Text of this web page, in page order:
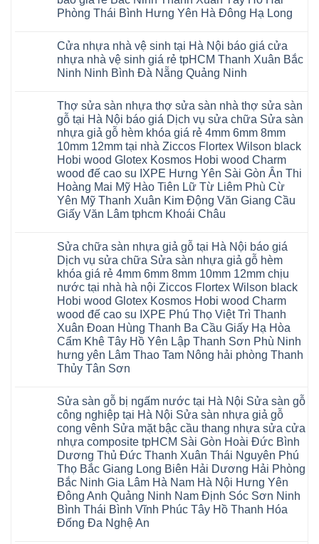
Đức
Ninh
Phòng
Tứ
Kỳ
Đan
Phượng
Quảng
Ninh
Thanh
Miện
Nghệ
An
Thanh
Hà
Bình
Thái
Bình
Thanh
Phụ
Phú
Thọ
Lào
Tuyên
Quang
An
Quảng
Thọ
Bắc
Ninh
Tuyên
Phượng
Bình
Hải
Phòng
Nam
cao
su
gỗ
tạo
sang
trọng
ở
Sàn
4mm
giá
bao
nhiêu
Sàn
Glotex
có
tốt
không
sàn
nhựa
glotex
nước
nào
Hà
Nội
tpHCM
Đà
Nẵng
Gia
Phú
Thọ
Phòng
Sóc
Sơn
Ninh
Bình
Hưng
Yên
Phòng Thái Bình Hưng Yên Hà Đông Hạ Long
bình
luận
ở
Cửa
ngủ
tại
Hà
Nội
cửa
composite
báo
giá
rẻ
Bắc
Ninh
Thanh
Xuân
Hải
Phòng
Thái
Bình
Hưng
Yên
Hà
Đông
Hạ
Long
Cửa nhựa nhà vệ sinh tại Hà Nội báo giá cửa
nhựa nhà vệ sinh giá rẻ tpHCM Thanh Xuân Bắc
Ninh Ninh Bình Đà Nẵng Quảng Ninh
bình
luận
ở
Cửa
nhựa
nhà
vệ
sinh
tại
Hà
Nội
giá
nhà
sinh
giá
tpHCM
Thanh
Bắc
Ninh
Ninh
Bình
Đà
Nẵng
Quảng
Thợ sửa sàn nhựa thợ sửa sàn nhà thợ sửa sàn
gỗ tại Hà Nội báo giá Dịch vụ sửa chữa Sửa sàn
nhựa giả gỗ hèm khóa giá rẻ 4mm 6mm 8mm
10mm 12mm tại nhà Ziccos Flortex Wilson black
Hobi wood Glotex Kosmos Hobi wood Charm
wood đế cao su IXPE Hưng Yên Sài Gòn Ân Thi
Hoàng Mai Mỹ Hào Tiên Lữ Từ Liêm Phù Cừ
Yên Mỹ Thanh Xuân Kim Động Văn Giang Cầu
Giấy Văn Lâm tphcm Khoái Châu
bình
luận
ở
Thợ
sửa
sàn
nhựa
thợ
sửa
sàn
nhà
sửa
sàn
Nội
báo
Dịch
vụ
sửa
chữa
Sửa
sàn
nhựa
giả
gỗ
hèm
khóa
Sửa chữa sàn nhựa giả gỗ tại Hà Nội báo giá
Dịch vụ sửa chữa Sửa sàn nhựa giả gỗ hèm
khóa giá rẻ 4mm 6mm 8mm 10mm 12mm chịu
nước tại nhà hà nội Ziccos Flortex Wilson black
Hobi wood Glotex Kosmos Hobi wood Charm
wood đế cao su IXPE Phú Thọ Việt Trì Thanh
Xuân Đoan Hùng Thanh Ba Cầu Giấy Hạ Hòa
Cẩm Khê Tây Hồ Yên Lập Thanh Sơn Phù Ninh
hưng yên Lâm Thao Tam Nông hải phòng Thanh
Thủy Tân Sơn
bình
luận
ở
Sửa
chữa
sàn
nhựa
giả
gỗ
tại
Hà
Nội
báo
giá
Sửa sàn gỗ bị ngấm nước tại Hà Nội Sửa sàn gỗ
công nghiệp tại Hà Nội Sửa sàn nhựa giả gỗ
cong vênh Sửa mặt bậc cầu thang nhựa sửa cửa
nhựa composite tpHCM Sài Gòn Hoài Đức Bình
Dương Thủ Đức Thanh Xuân Thái Nguyên Phú
Thọ Bắc Giang Long Biên Hải Dương Hải Phòng
Bắc Ninh Gia Lâm Hà Nam Hà Nội Hưng Yên
Đông Anh Quảng Ninh Nam Định Sóc Sơn Ninh
Bình Thái Bình Vĩnh Phúc Tây Hồ Thanh Hóa
Đống Đa Nghệ An